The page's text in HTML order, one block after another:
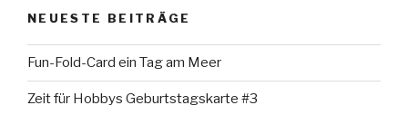
NEUESTE BEITRÄGE
Fun-Fold-Card ein Tag am Meer
Zeit für Hobbys Geburtstagskarte #3